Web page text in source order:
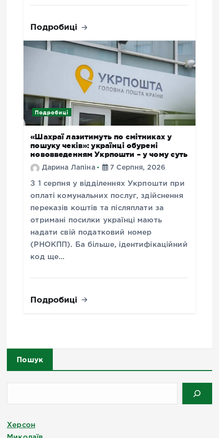
Подробиці
Подробиці
«Шахраї лазитимуть по смітниках у
пошуку чеків»: українці обурені
нововведенням Укрпошти – у чому суть
Дарина Лапіна 7 Серпня, 2026
З 1 серпня у відділеннях Укрпошти при
оплаті комунальних послуг, здійснення
переказів коштів та післяплати за
отримані посилки українці мають
надати свій податковий номер
(РНОКПП). Ба більше, ідентифікаційний
код ще…
Подробиці
Пошук
Херсон